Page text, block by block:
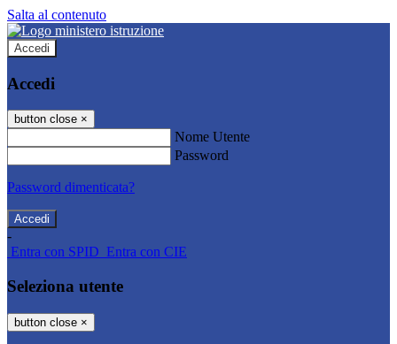
Salta al contenuto
Accedi
Accedi
button close ×
Nome Utente
Password
Password dimenticata?
-
Entra con SPID Entra con CIE
Seleziona utente
button close ×